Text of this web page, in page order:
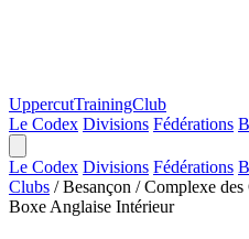
UppercutTrainingClub
Le Codex Divisions Fédérations
Le Codex Divisions Fédérations
Clubs / Besançon / Complexe des
Boxe Anglaise Intérieur